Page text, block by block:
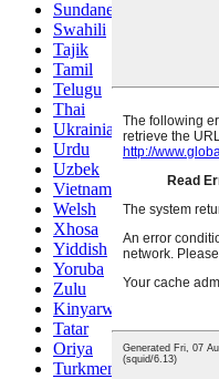
Sundanese
Swahili
Tajik
Tamil
Telugu
Thai
Ukrainian
Urdu
Uzbek
Vietnamese
Welsh
Xhosa
Yiddish
Yoruba
Zulu
Kinyarwanda
Tatar
Oriya
Turkmen